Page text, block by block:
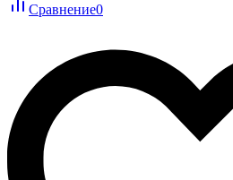
Сравнение0